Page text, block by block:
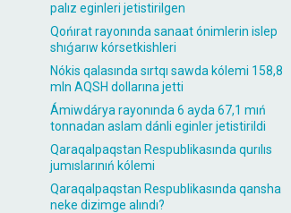
palız eginleri jetistirilgen
Qońırat rayonında sanaat ónimlerin islep
shıǵarıw kórsetkishleri
Nókis qalasında sırtqı sawda kólemi 158,8
mln AQSH dollarına jetti
Ámiwdárya rayonında 6 ayda 67,1 mıń
tonnadan aslam dánli eginler jetistirildi
Qaraqalpaqstan Respublikasında qurılıs
jumıslarınıń kólemi
Qaraqalpaqstan Respublikasında qansha
neke dizimge alındı?